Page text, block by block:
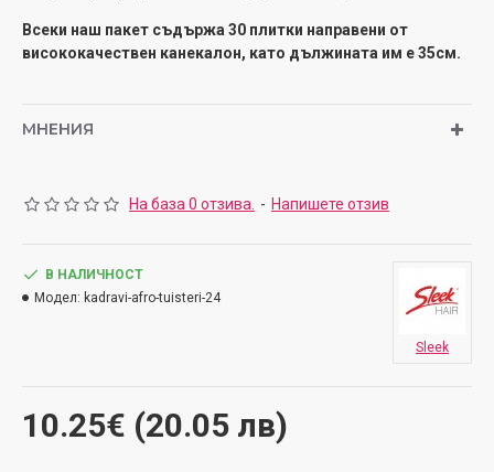
Всеки наш пакет съдържа 30 плитки направени от
висококачествен канекалон, като дължината им е 35см.
МНЕНИЯ
На база 0 отзива. - Напишете отзив
10.25€ (20.05 лв)
В НАЛИЧНОСТ
Модел: kadravi-afro-tuisteri-24
Sleek